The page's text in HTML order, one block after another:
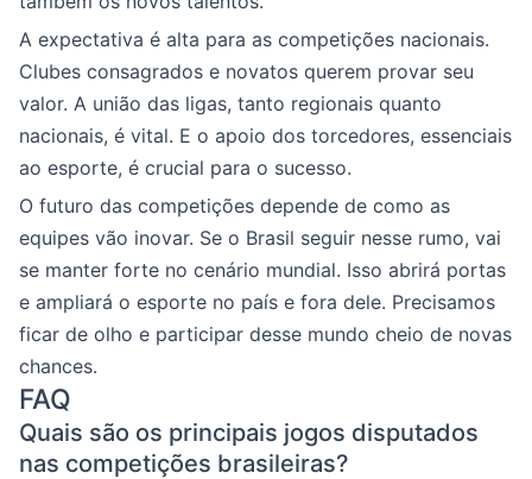
A expectativa é alta para as competições nacionais.
Clubes consagrados e novatos querem provar seu
valor. A união das ligas, tanto regionais quanto
nacionais, é vital. E o apoio dos torcedores, essenciais
ao esporte, é crucial para o sucesso.
O futuro das competições depende de como as
equipes vão inovar. Se o Brasil seguir nesse rumo, vai
se manter forte no cenário mundial. Isso abrirá portas
e ampliará o esporte no país e fora dele. Precisamos
ficar de olho e participar desse mundo cheio de novas
chances.
FAQ
Quais são os principais jogos disputados
nas competições brasileiras?